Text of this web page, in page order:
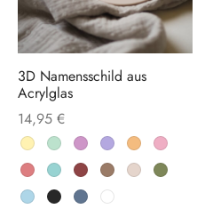
mehrere
Varianten
auf.
können
auf
der
3D Namensschild aus
Acrylglas
14,95 €